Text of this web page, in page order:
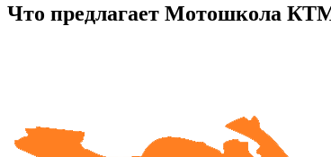
Что предлагает Мотошкола